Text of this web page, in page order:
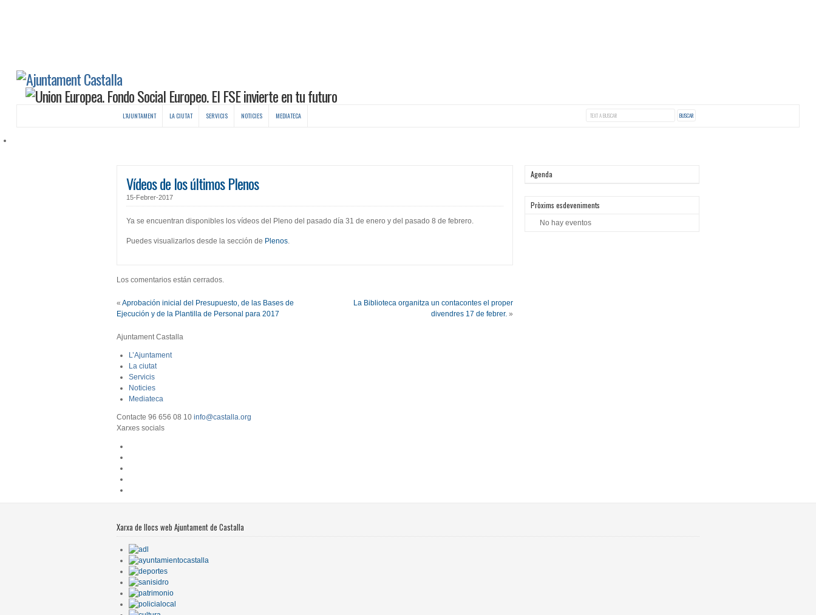
L’AJUNTAMENT LA CIUTAT SERVICIS NOTICIES MEDIATECA
Vídeos de los últimos Plenos
15-Febrer-2017
Ya se encuentran disponibles los vídeos del Pleno del pasado día 31 de enero y del pasado 8 de febrero.
Puedes visualizarlos desde la sección de Plenos.
Los comentarios están cerrados.
« Aprobación inicial del Presupuesto, de las Bases de
Ejecución y de la Plantilla de Personal para 2017
La Biblioteca organitza un contacontes el proper
divendres 17 de febrer.»
Agenda
Pròxims esdeveniments
No hay eventos
Ajuntament Castalla
L’Ajuntament
La ciutat
Servicis
Noticies
Mediateca
Contacte 96 656 08 10 info@castalla.org
Xarxes socials
Xarxa de llocs web Ajuntament de Castalla